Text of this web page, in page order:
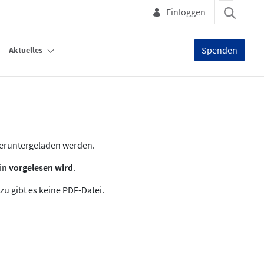
Einloggen
Aktuelles Spenden
werden.
vorgelesen wird.
gibt es keine PDF-Datei.